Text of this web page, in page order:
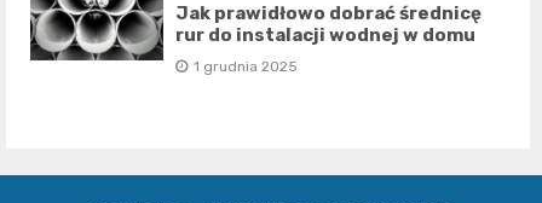
Jak prawidłowo dobrać średnicę
rur do instalacji wodnej w domu
1 grudnia 2025